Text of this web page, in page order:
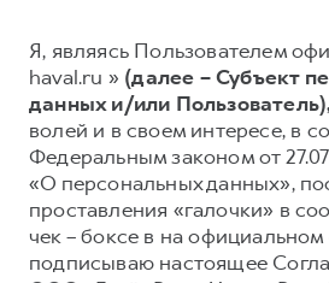
M6
от 2 049 000 ₽
DARGO
Трейд-ин
Аксессуары
Найти дилера
ФИНАНСЫ
Кредит
ЗАПЧАСТИ И
Моторное масло
Оригинальные аксессуары
Одежда и сувениры
ПОДДЕРЖКА
БРЕНД
О бренде HAVAL
История Great Wall Motor
Производство в России
О КОМПАНИИ
Я, являясь Пользователем
haval.ru » (далее – Субъект
данных и/или
волей и в своем интересе, в
Федеральным законом от
«О персональных данных»,
проставления «галочки» в
чек – боксе в на официальном
подписываю настоящее